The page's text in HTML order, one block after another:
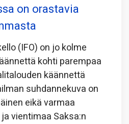
on orastavia
(IFO) on jo kolme
kohti parempaa
käännettä
suhdannekuva on
eikä varmaa
vientimaa Saksa:n